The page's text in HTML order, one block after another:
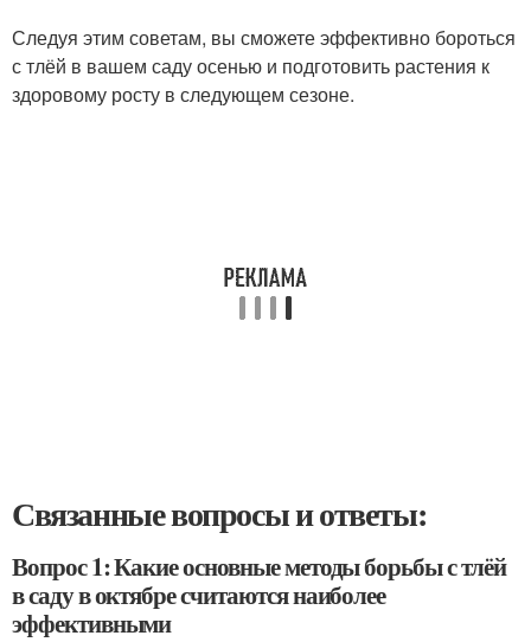
Следуя этим советам, вы сможете эффективно бороться
с тлёй в вашем саду осенью и подготовить растения к
здоровому росту в следующем сезоне.
Связанные вопросы и ответы:
Вопрос 1: Какие основные методы борьбы с тлёй
в саду в октябре считаются наиболее
эффективными